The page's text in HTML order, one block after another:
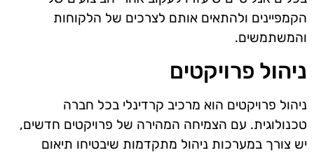
הקמפיינים ולהתאים אותם לצרכים של הלקוחות
והמשתמשים.
ניהול פרויקטים
ניהול פרויקטים הוא מרכיב קרדינלי בכל חברה
טכנולוגית. עם הצמיחה המהירה של פרויקטים חדשים,
יש צורך במערכות ניהול מתקדמות שיבטיחו תיאום